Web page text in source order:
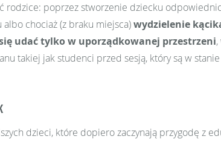
rodzice: poprzez stworzenie dziecku
chociaż (z braku miejsca)wydzielenie
udać tylko w uporządkowanej przestrzeni
takiej jak studenci przed sesją, który są w
dzieci, które dopiero zaczynają przygodę z